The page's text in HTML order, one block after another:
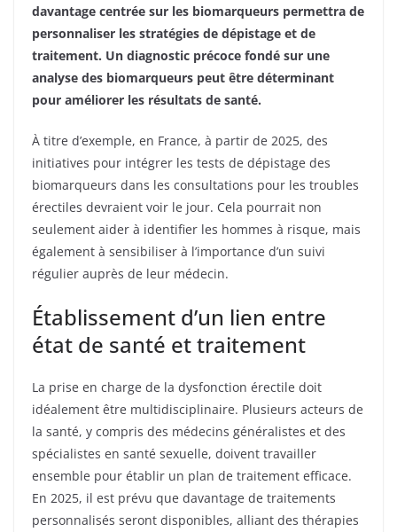
davantage centrée sur les biomarqueurs permettra de
personnaliser les stratégies de dépistage et de
traitement. Un diagnostic précoce fondé sur une
analyse des biomarqueurs peut être déterminant
pour améliorer les résultats de santé.
À titre d’exemple, en France, à partir de 2025, des
initiatives pour intégrer les tests de dépistage des
biomarqueurs dans les consultations pour les troubles
érectiles devraient voir le jour. Cela pourrait non
seulement aider à identifier les hommes à risque, mais
également à sensibiliser à l’importance d’un suivi
régulier auprès de leur médecin.
Établissement d’un lien entre
état de santé et traitement
La prise en charge de la dysfonction érectile doit
idéalement être multidisciplinaire. Plusieurs acteurs de
la santé, y compris des médecins généralistes et des
spécialistes en santé sexuelle, doivent travailler
ensemble pour établir un plan de traitement efficace.
En 2025, il est prévu que davantage de traitements
personnalisés seront disponibles, alliant des thérapies